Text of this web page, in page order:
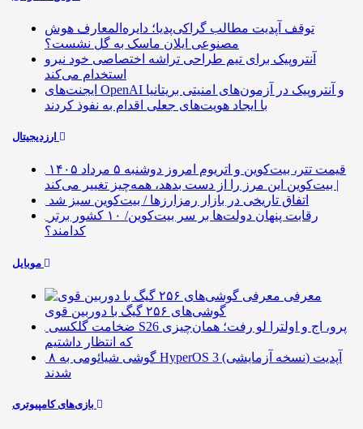
توقف آپدیت مطالب گراکی‌پدیا؛ دایره‌المعارف هوش
مصنوعی ایلان ماسک به گل نشست؟
آنتروپیک برای تیم طراحی تراشه اختصاصی خود نیرو
استخدام می‌کند
ایجنت‌های OpenAI و آنتروپیک در آزمون‌های امنیتی بریتانیا
با ایجاد هویت‌های جعلی اقدام به نفوذ کردند
قیمت تتر، بیت‌کوین و اتریوم امروز دوشنبه ۵ مرداد ۱۴۰۵
| بیت‌کوین این مرز را از دست بدهد، همه‌چیز تغییر می‌کند
اتفاق تاریخی در بازار رمزارزها / بیت‌کوین سبز شد
رقابت پنهان دولت‌ها بر سر بیت‌کوین/ ۱۰ کشور برتر
کدامند؟
معرفی
گوشی‌های ۲۵۶ گیگ با دوربین قوی
ضخامت گلکسی S26 پرو، اج و اولترا لو رفت؛ همان‌چیزی
که انتظار داشتیم
۸ گوشی شیائومی به HyperOS 3 (نسخه آزمایشی) آپدیت
شدند